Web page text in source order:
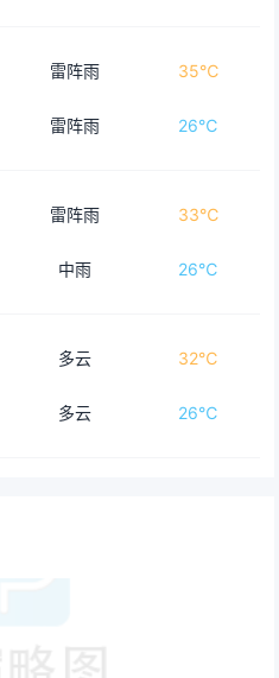
雷阵雨 35℃
雷阵雨 26℃
雷阵雨 33℃
中雨 26℃
多云 32℃
多云 26℃